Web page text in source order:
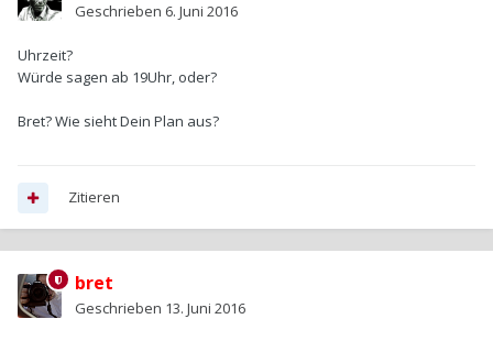
Geschrieben 6. Juni 2016
Uhrzeit?
Würde sagen ab 19Uhr, oder?
Bret? Wie sieht Dein Plan aus?
Zitieren
bret
Geschrieben 13. Juni 2016